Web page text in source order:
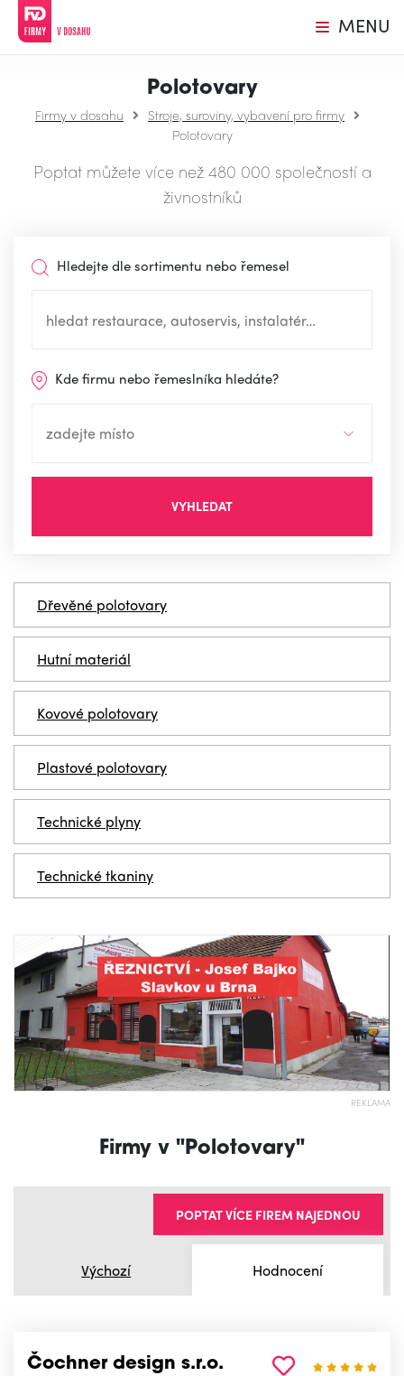
MENU
Polotovary
Firmy v dosahu
Stroje, suroviny, vybavení pro firmy
Polotovary
Poptat můžete více než 480 000 společností a
živnostníků
Hledejte dle sortimentu nebo řemesel
Kde firmu nebo řemeslníka hledáte?
VYHLEDAT
Dřevěné polotovary
Hutní materiál
Kovové polotovary
Plastové polotovary
Technické plyny
Technické tkaniny
REKLAMA
Firmy v "Polotovary"
Výchozí Hodnocení
POPTAT VÍCE FIREM NAJEDNOU
Čochner design s.r.o.